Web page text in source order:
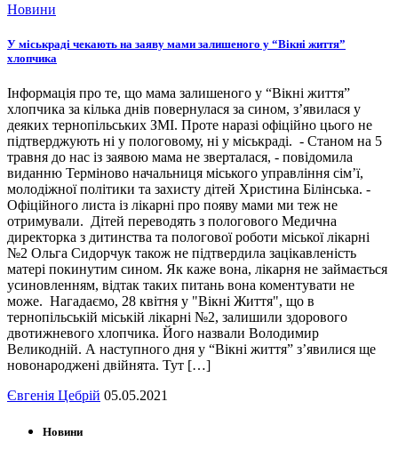
Новини
У міськраді чекають на заяву мами залишеного у “Вікні життя”
хлопчика
Інформація про те, що мама залишеного у “Вікні життя”
хлопчика за кілька днів повернулася за сином, з’явилася у
деяких тернопільських ЗМІ. Проте наразі офіційно цього не
підтверджують ні у пологовому, ні у міськраді. - Станом на 5
травня до нас із заявою мама не зверталася, - повідомила
виданню Терміново начальниця міського управління сім’ї,
молодіжної політики та захисту дітей Христина Білінська. -
Офіційного листа із лікарні про появу мами ми теж не
отримували. Дітей переводять з пологового Медична
директорка з дитинства та пологової роботи міської лікарні
№2 Ольга Сидорчук також не підтвердила зацікавленість
матері покинутим сином. Як каже вона, лікарня не займається
усиновленням, відтак таких питань вона коментувати не
може. Нагадаємо, 28 квітня у "Вікні Життя", що в
тернопільській міській лікарні №2, залишили здорового
двотижневого хлопчика. Його назвали Володимир
Великодній. А наступного дня у “Вікні життя” з’явилися ще
новонароджені двійнята. Тут […]
Євгенія Цебрій 05.05.2021
Новини